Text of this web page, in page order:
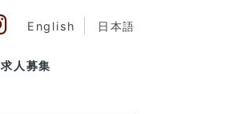
English 日本語
求人募集